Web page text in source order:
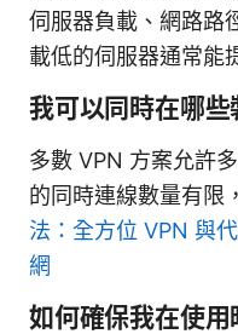
伺服器負載、網路路
載低的伺服器通常能
我可以同時在哪些
多數 VPN 方案允許
的同時連線數量有限
法：全方位 VPN 與
網
如何確保我在使用